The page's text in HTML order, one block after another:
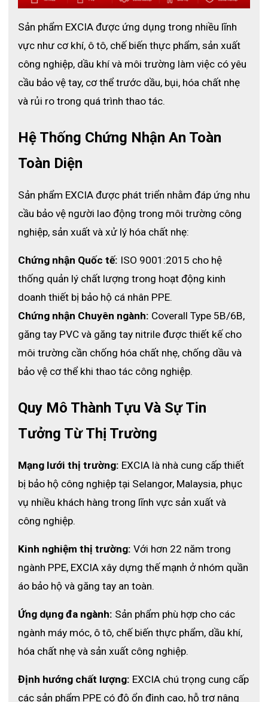
2. Thông số kỹ thuật của găng tay
chống cắt TT520
Găng tay chống cắt TT520 được thiết kế với các đặc trưng kỹ
thuật chuyên sâu, đảm bảo hiệu suất cao trong điều kiện làm
- Hiệu suất cắt cấp độ F: Mức bảo vệ cao nhất, chống cắt tối
- Khả năng chống mài mòn cao
- Đáy tay được gia cố
: Cung cấp bảo vệ cắt bổ sung ở vùng dễ
tổn thương.
- Chiều dài vượt trội: Bảo vệ thêm cổ tay, giảm rủi ro tiếp xúc.
Những thông số này làm cho găng tay chống cắt
ro cao.
3. Ưu điểm nổi bật của găng tay chống
cắt TT520
Sử dụng găng tay chống cắt TT520, bạn sẽ trải nghiệm sự bảo
vệ vượt trội và độ bền đáng tin cậy so với các loại
găng tay bảo
hộ lao động thông thường. Dưới đây là các ưu điểm chính:
- Bảo vệ cắt cao nhất
: Hiệu suất cấp độ F ngăn ngừa chấn
- Chống mài mòn tuyệt vời: Tăng độ bền và thời gian sử dụng,
giảm tần suất thay thế.
- Gia cố đáy tay: Cung cấp lớp bảo vệ bổ sung, tăng an toàn ở
vùng cầm nắm chính.
các vật sắc nhọn.
Với những ưu điểm này, găng tay chống cắt TT520 không chỉ
là công cụ bảo hộ mà còn hỗ trợ hiệu quả cho các nhiệm vụ
nặng nhọc.
Sản phẩm EXCIA được ứng dụng trong nhiều lĩnh
vực như cơ khí, ô tô, chế biến thực phẩm, sản xuất
công nghiệp, dầu khí và môi trường làm việc có yêu
cầu bảo vệ tay, cơ thể trước dầu, bụi, hóa chất nhẹ
và rủi ro trong quá trình thao tác.
Hệ Thống Chứng Nhận An Toàn
Toàn Diện
Sản phẩm EXCIA được phát triển nhằm đáp ứng nhu
cầu bảo vệ người lao động trong môi trường công
nghiệp, sản xuất và xử lý hóa chất nhẹ:
Chứng nhận Quốc tế: ISO 9001:2015 cho hệ
thống quản lý chất lượng trong hoạt động kinh
doanh thiết bị bảo hộ cá nhân PPE.
Chứng nhận Chuyên ngành: Coverall Type 5B/6B,
găng tay PVC và găng tay nitrile được thiết kế cho
môi trường cần chống hóa chất nhẹ, chống dầu và
bảo vệ cơ thể khi thao tác công nghiệp.
Quy Mô Thành Tựu Và Sự Tin
Tưởng Từ Thị Trường
Mạng lưới thị trường: EXCIA là nhà cung cấp thiết
bị bảo hộ công nghiệp tại Selangor, Malaysia, phục
vụ nhiều khách hàng trong lĩnh vực sản xuất và
công nghiệp.
Kinh nghiệm thị trường: Với hơn 22 năm trong
ngành PPE, EXCIA xây dựng thế mạnh ở nhóm quần
áo bảo hộ và găng tay an toàn.
Ứng dụng đa ngành: Sản phẩm phù hợp cho các
ngành máy móc, ô tô, chế biến thực phẩm, dầu khí,
hóa chất nhẹ và sản xuất công nghiệp.
Định hướng chất lượng: EXCIA chú trọng cung cấp
các sản phẩm PPE có độ ổn định cao, hỗ trợ nâng